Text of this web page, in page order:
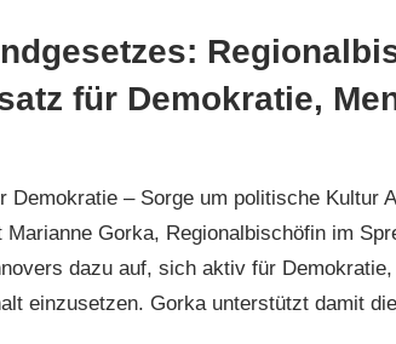
für Demokratie,
Demokratie – Sorge um politische Kultur
Gorka, Regionalbischöfin im
dazu auf, sich aktiv für
einzusetzen. Gorka unterstützt damit